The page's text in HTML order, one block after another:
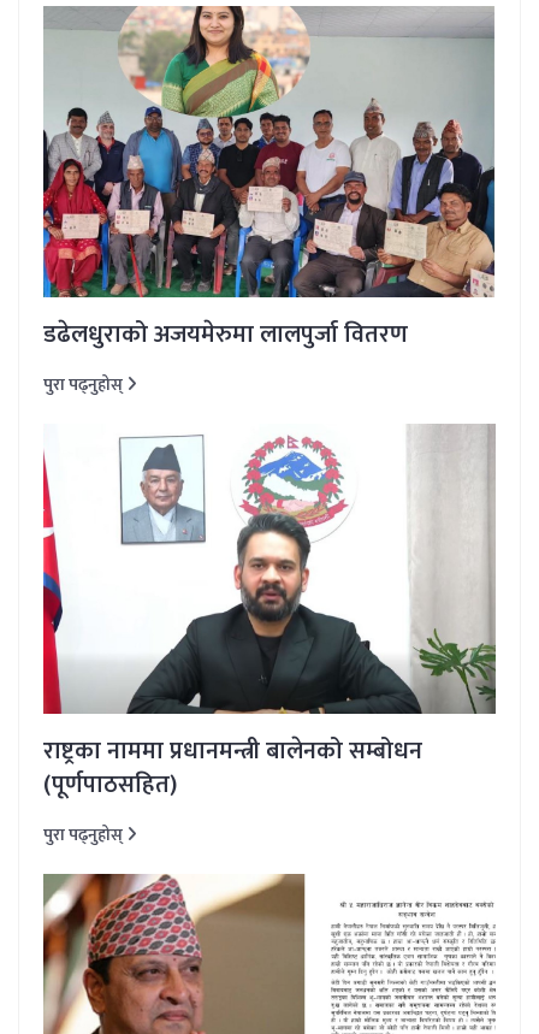
डढेलधुराको अजयमेरुमा लालपुर्जा वितरण
पुरा पढ्नुहोस्
राष्ट्रका नाममा प्रधानमन्त्री बालेनको सम्बोधन
(पूर्णपाठसहित)
पुरा पढ्नुहोस्